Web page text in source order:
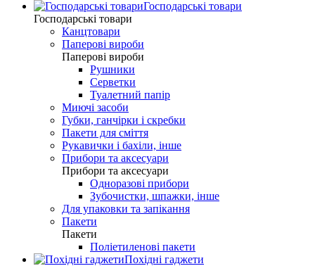
Господарські товари
Господарські товари
Канцтовари
Паперові вироби
Паперові вироби
Рушники
Серветки
Туалетний папір
Миючі засоби
Губки, ганчірки і скребки
Пакети для сміття
Рукавички і бахіли, інше
Прибори та аксесуари
Прибори та аксесуари
Одноразові прибори
Зубочистки, шпажки, інше
Для упаковки та запікання
Пакети
Пакети
Поліетиленові пакети
Похідні гаджети